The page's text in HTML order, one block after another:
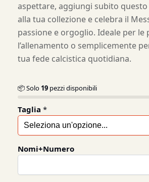
aspettare, aggiungi subito questo
alla tua collezione e celebra il
passione e orgoglio. Ideale per le
l’allenamento o semplicemente
tua fede calcistica quotidiana.
📦 Solo 19 pezzi disponibili
Taglia *
Nomi+Numero